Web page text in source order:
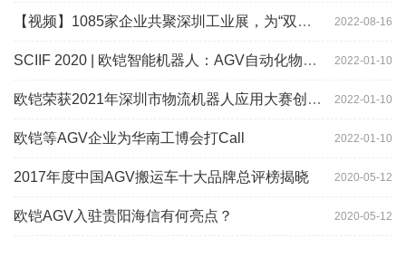
2022-08-16
【视频】1085家企业共聚深圳工业展，为“双链”畅通堵点、卡点
2022-01-10
SCIIF 2020 | 欧铠智能机器人：AGV自动化物流设备及系统
2022-01-10
欧铠荣获2021年深圳市物流机器人应用大赛创新项目奖
2022-01-10
欧铠等AGV企业为华南工博会打Call
2020-05-12
2017年度中国AGV搬运车十大品牌总评榜揭晓
2020-05-12
欧铠AGV入驻贵阳海信有何亮点？